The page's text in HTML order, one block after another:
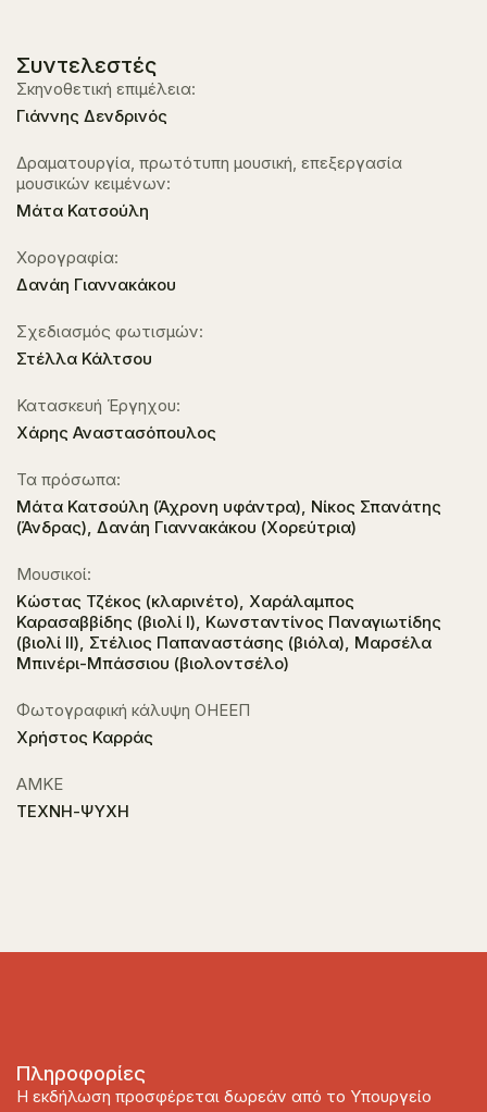
Συντελεστές
Σκηνοθετική επιμέλεια:
Γιάννης Δενδρινός
Δραματουργία, πρωτότυπη μουσική, επεξεργασία
μουσικών κειμένων:
Μάτα Κατσούλη
Χορογραφία:
Δανάη Γιαννακάκου
Σχεδιασμός φωτισμών:
Στέλλα Κάλτσου
Κατασκευή Έργηχου:
Χάρης Αναστασόπουλος
Τα πρόσωπα:
Μάτα Κατσούλη (Άχρονη υφάντρα), Νίκος Σπανάτης
(Άνδρας), Δανάη Γιαννακάκου (Χορεύτρια)
Μουσικοί:
Κώστας Τζέκος (κλαρινέτο), Χαράλαμπος
Καρασαββίδης (βιολί I), Κωνσταντίνος Παναγιωτίδης
(βιολί II), Στέλιος Παπαναστάσης (βιόλα), Μαρσέλα
Μπινέρι-Μπάσσιου (βιολοντσέλο)
Φωτογραφική κάλυψη ΟΗΕΕΠ
Χρήστος Καρράς
ΑΜΚΕ
ΤΕΧΝΗ-ΨΥΧΗ
Πληροφορίες
Η εκδήλωση προσφέρεται δωρεάν από το Υπουργείο